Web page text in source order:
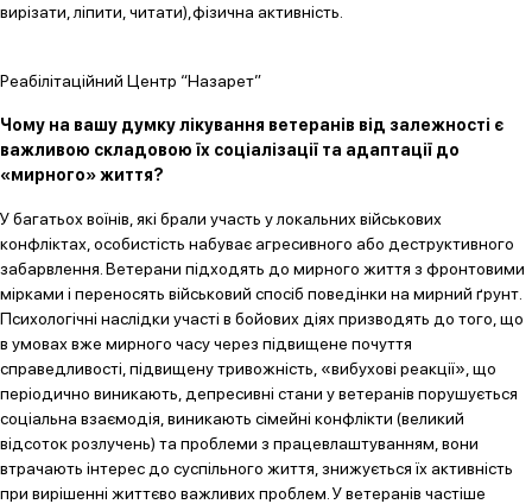
вирізати, ліпити, читати),фізична активність.
Реабілітаційний Центр “Назарет”
Чому на вашу думку лікування ветеранів від залежності є
важливою складовою їх соціалізації та адаптації до
«мирного» життя?
У багатьох воїнів, які брали участь у локальних військових
конфліктах, особистість набуває агресивного або деструктивного
забарвлення. Ветерани підходять до мирного життя з фронтовими
мірками і переносять військовий спосіб поведінки на мирний ґрунт.
Психологічні наслідки участі в бойових діях призводять до того, що
в умовах вже мирного часу через підвищене почуття
справедливості, підвищену тривожність, «вибухові реакції», що
періодично виникають, депресивні стани у ветеранів порушується
соціальна взаємодія, виникають сімейні конфлікти (великий
відсоток розлучень) та проблеми з працевлаштуванням, вони
втрачають інтерес до суспільного життя, знижується їх активність
при вирішенні життєво важливих проблем. У ветеранів частіше